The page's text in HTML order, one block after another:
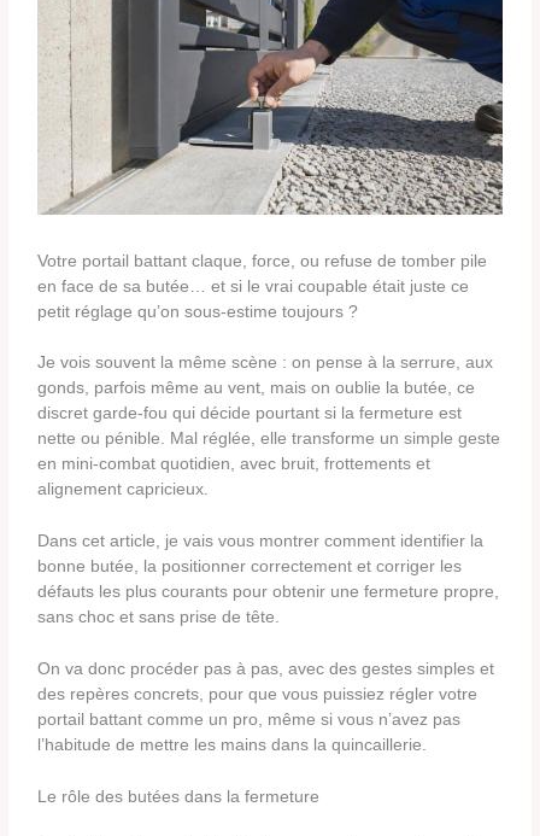
Votre portail battant claque, force, ou refuse de tomber pile
en face de sa butée… et si le vrai coupable était juste ce
petit réglage qu’on sous-estime toujours ?
Je vois souvent la même scène : on pense à la serrure, aux
gonds, parfois même au vent, mais on oublie la butée, ce
discret garde-fou qui décide pourtant si la fermeture est
nette ou pénible. Mal réglée, elle transforme un simple geste
en mini-combat quotidien, avec bruit, frottements et
alignement capricieux.
Dans cet article, je vais vous montrer comment identifier la
bonne butée, la positionner correctement et corriger les
défauts les plus courants pour obtenir une fermeture propre,
sans choc et sans prise de tête.
On va donc procéder pas à pas, avec des gestes simples et
des repères concrets, pour que vous puissiez régler votre
portail battant comme un pro, même si vous n’avez pas
l’habitude de mettre les mains dans la quincaillerie.
Le rôle des butées dans la fermeture